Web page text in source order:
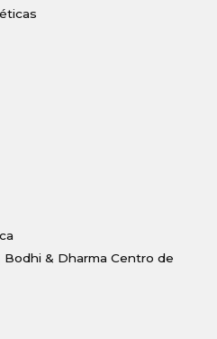
& Dharma Centro de